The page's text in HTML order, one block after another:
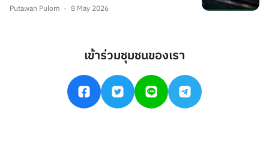
Putawan Pulom 8 May 2026
เข้าร่วมชุมชนของเรา